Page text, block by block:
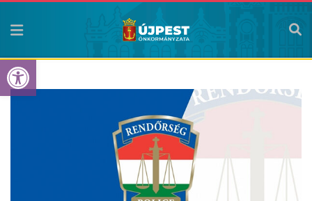
Eszköztár megnyitása